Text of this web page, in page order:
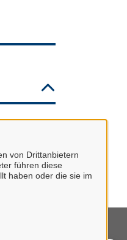
von Drittanbietern
führen diese
haben oder die sie im